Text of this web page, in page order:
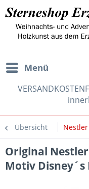
Menü
Übersicht
Original
Motiv Disney´s